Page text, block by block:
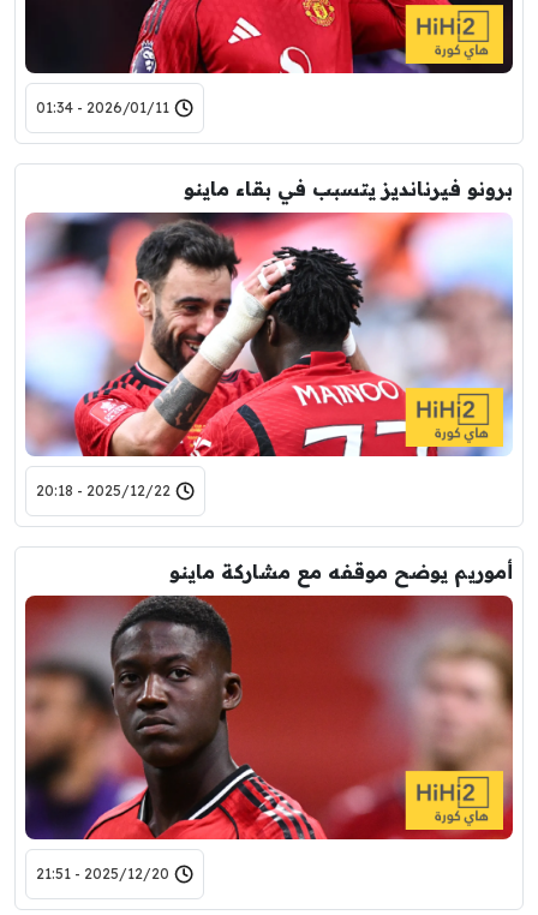
2026/01/11 - 01:34
برونو فيرنانديز يتسبب في بقاء ماينو
2025/12/22 - 20:18
أموريم يوضح موقفه مع مشاركة ماينو
2025/12/20 - 21:51